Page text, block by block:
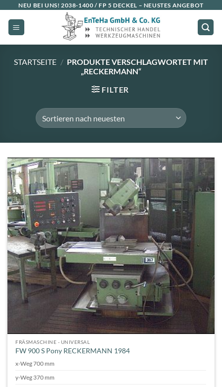
Inhalt
springen
NEU BEI UNS! 2038-1400 / FP 5 DECKEL – NEUSTES ANGEBOT
STARTSEITE / PRODUKTE VERSCHLAGWORTET MIT
„RECKERMANN“
FILTER
FRÄSMASCHINE - UNIVERSAL
FW 900 S Pony RECKERMANN 1984
x-Weg 700 mm
y-Weg 370 mm